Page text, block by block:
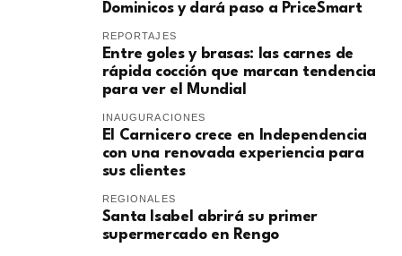
Dominicos y dará paso a PriceSmart
REPORTAJES
Entre goles y brasas: las carnes de
rápida cocción que marcan tendencia
para ver el Mundial
INAUGURACIONES
El Carnicero crece en Independencia
con una renovada experiencia para
sus clientes
REGIONALES
Santa Isabel abrirá su primer
supermercado en Rengo